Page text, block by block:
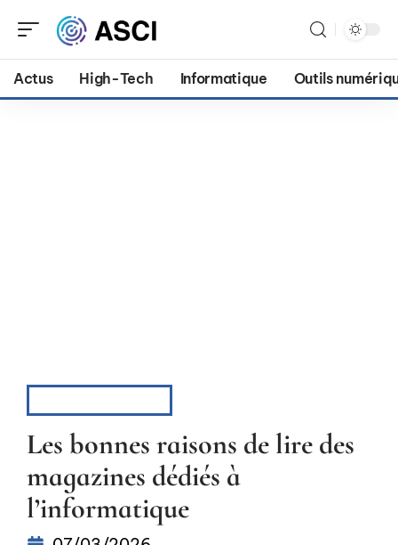
Actus High-Tech Informatique Outils
Les bonnes raisons de lire des
magazines dédiés à
l’informatique